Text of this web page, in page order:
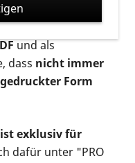
zur
Variante
und als
dass nicht immer
Form
exklusiv für
dafür unter "PRO